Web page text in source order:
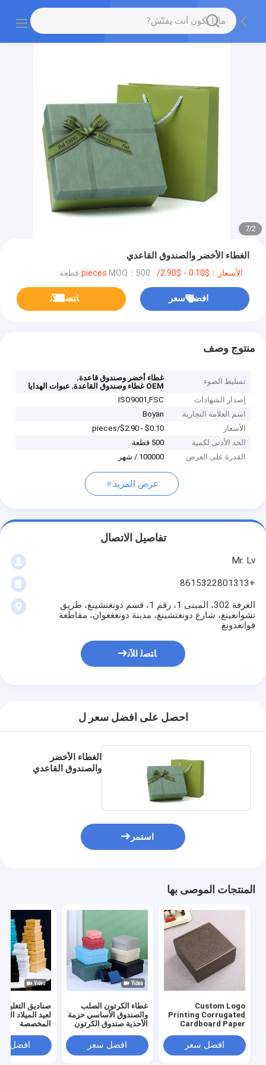
2
/
7
الغطاء الأخضر والصندوق القاعدي
الأسعار：$0.10 - $2.90/pieces MOQ：500 قطعة
افضل سعر ﺎﺘﺼﻟ ﺍﻶﻧ
منتوج وصف
تسليط الضوء غطاء أخضر وصندوق قاعدة,
OEM غطاء وصندوق القاعدة
, عبوات الهدايا
إصدار الشهادات
ISO9001,‌FSC
اسم العلامة التجارية
Boyan
الأسعار
$0.10 - $2.90/pieces
الحد الأدنى لكمية
500 قطعة
القدرة على العرض
100000 / شهر
عرض المزيد
تفاصيل الاتصال
Mr. Lv
+8615322801313
الغرفة 302، المبنى 1، رقم 1، قسم دونغتشينغ، طريق
تشوانغينغ، شارع دونغتشينغ، مدينة دونغغغوان، مقاطعة
قوانغدونغ
ﺎﺘﺼﻟ ﺍﻶﻧ
احصل على افضل سعر ل
الغطاء الأخضر
والصندوق القاعدي
استمر
المنتجات الموصى بها
Custom Logo
Printing Corrugated
Cardboard Paper
Carton Shipping
Boxes According to
افضل سعر
غطاء الكرتون الصلب
والصندوق الأساسي حزمة
الأحذية صندوق الكرتون
جانبيينافضل سعر
صناديق التغليف
لعيد الميلاد
المخصصة
افضل